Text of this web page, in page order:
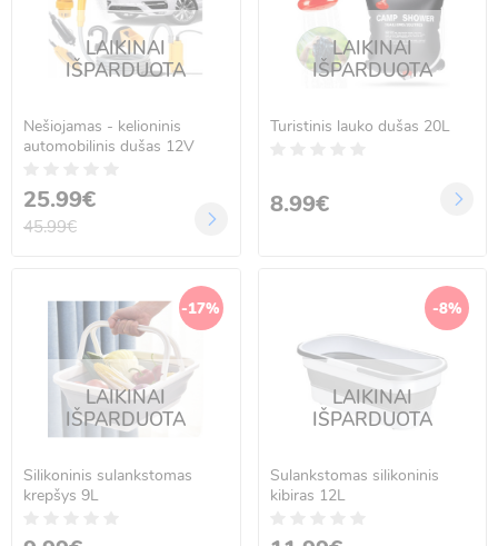
LAIKINAI
IŠPARDUOTA
Nešiojamas - kelioninis
automobilinis dušas 12V
25.99€
45.99€
LAIKINAI
IŠPARDUOTA
Turistinis lauko dušas 20L
8.99€
-17%
LAIKINAI
IŠPARDUOTA
Silikoninis sulankstomas
krepšys 9L
-8%
LAIKINAI
IŠPARDUOTA
Sulankstomas silikoninis
kibiras 12L